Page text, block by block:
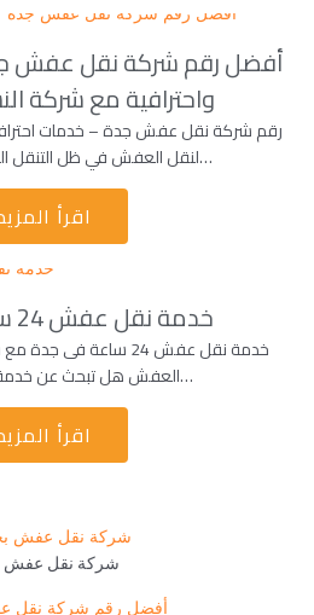
أفضل رقم شركة نقل عفش
واحترافية مع شركة
رقم شركة نقل عفش جدة – خدمات
لنقل العفش في ظل التنقل المستمر بين المنازل…
اقرأ
خدمة نقل عفش 24 ساعة فى جدة
خدمة نقل عفش 24 ساعة
العفش هل تبحث عن خدمة نقل عفش 24…
اقرأ
شركة نقل عفش